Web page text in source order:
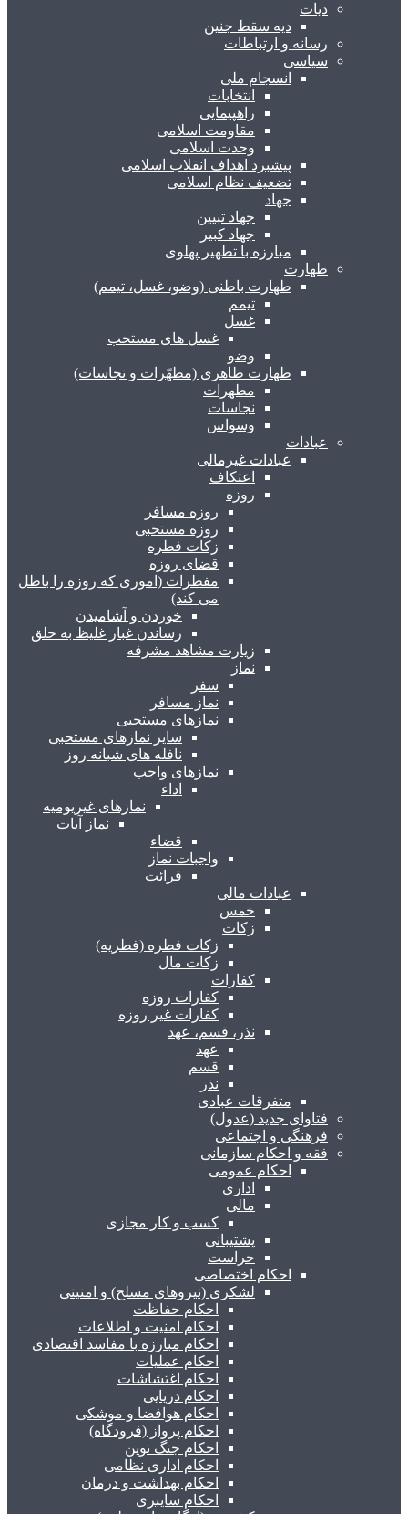
دیات
دیه سقط جنین
رسانه و ارتباطات
سیاسی
انسجام ملی
انتخابات
راهپیمایی
مقاومت اسلامی
وحدت اسلامی
پیشبرد اهداف انقلاب اسلامی
تضعیف نظام اسلامی
جهاد
جهاد تبیین
جهاد کبیر
مبارزه با تطهیر پهلوی
طهارت
طهارت باطنی (وضو، غسل، تیمم)
تیمم
غسل
غسل های مستحب
وضو
طهارت ظاهری (مطهّرات و نجاسات)
مطهرات
نجاسات
وسواس
عبادات
عبادات غیرمالی
اعتکاف
روزه
روزه مسافر
روزه مستحبی
زکات فطره
قضای روزه
مفطرات (اموری که روزه را باطل
می کند)
خوردن و آشامیدن
رساندن غبار غلیظ به حلق
زیارت مشاهد مشرفه
نماز
سفر
نماز مسافر
نمازهای مستحبی
سایر نمازهای مستحبی
نافله های شبانه روز
نمازهای واجب
اداء
نمازهای غیریومیه
نماز آیات
قضاء
واجبات نماز
قرائت
عبادات مالی
خمس
زکات
زکات فطره (فطریه)
زکات مال
کفارات
کفارات روزه
کفارات غیر روزه
نذر، قسم، عهد
عهد
قسم
نذر
متفرقات عبادی
فتاوای جدید (عدول)
فرهنگی و اجتماعی
فقه و احکام سازمانی
احکام عمومی
اداری
مالی
کسب و کار مجازی
پشتیبانی
حراست
احکام اختصاصی
لشکری (نیروهای مسلح) و امنیتی
احکام حفاظت
احکام امنیت و اطلاعات
احکام مبارزه با مفاسد اقتصادی
احکام عملیات
احکام اغتشاشات
احکام دریایی
احکام هوافضا و موشکی
احکام پرواز (فرودگاه)
احکام جنگ نوین
احکام اداری نظامی
احکام بهداشت و درمان
احکام سایبری